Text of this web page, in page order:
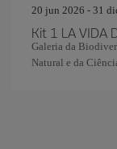
20 jun 2026 - 31
Kit 1 LA VIDA
Galeria da
Natural e da